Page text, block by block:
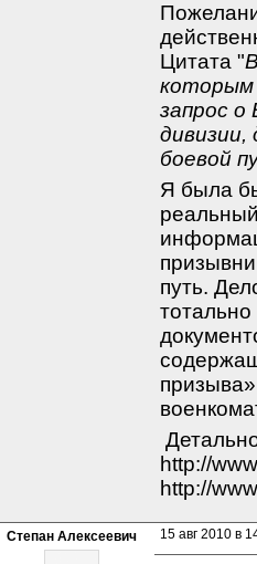
Цитата "
которым
запрос о
боевой
Я была
путь.
http://
http://
Степан Алексеевич 15 авг 2010 в